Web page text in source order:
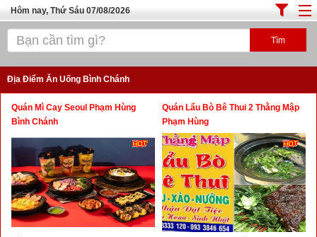
Hôm nay, Thứ Sáu 07/08/2026
Trang chủ
Cafe - Kem- Trà Sữa
Bánh - Đồ Ăn Vặt
Thực Phẩm Nông Hải Sản
Top Quán Ăn Sài Gòn
Địa Điểm Ăn Uống Bình Chánh
Quán Mì Cay Seoul Phạm Hùng
Bình Chánh
Quán Lẩu Bò Bê Thui 2 Thằng Mập
Phạm Hùng